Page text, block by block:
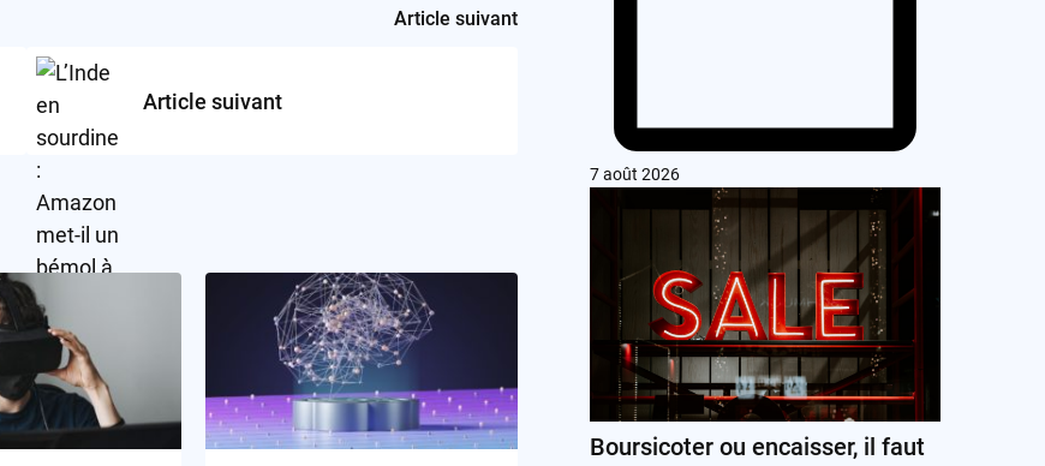
Article suivant
Article suivant
7 août 2026
Boursicoter ou encaisser, il faut